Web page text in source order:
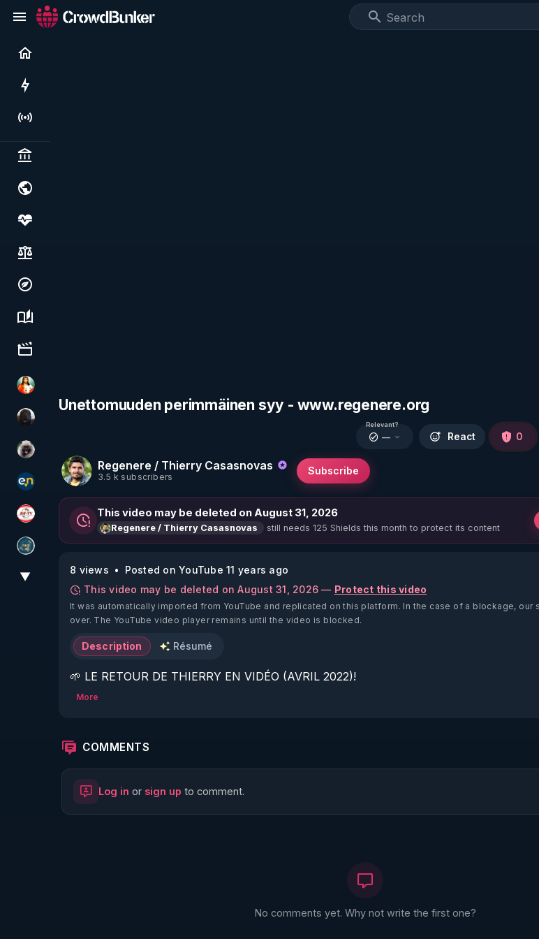
Live
Politics & institutions
Society, justice & freedoms
Economy, environment & technology
Science, history & spirituality
Culture, media & entertainment
L'autre son de cloche
TrueMedia
Priscane
essentiel.news
JSF - TV
Réinformation sur le monde
▼
Unettomuuden perimmäinen syy - www.regenere.org
Regenere / Thierry Casasnovas
3.5 k subscribers
Subscribe
Relevant?
— React 0
This video may be deleted on August 31, 2026
Regenere / Thierry Casasnovas still needs 125 Shields this month to protect its content
8 views
Posted on YouTube 11 years ago
This video may be deleted on August 31, 2026 — Protect this video
It was automatically imported from YouTube and replicated on this platform. In the case of a blockage, our
over. The YouTube video player remains until the video is blocked.
Description Résumé
🌱 LE RETOUR DE THIERRY EN VIDÉO (AVRIL 2022)!
🌱 LE MAGAZINE RÉGÉNÈRE
http://rgnr.li/ymag
More
COMMENTS
Log in or sign up to comment.
No comments yet. Why not write the first one?